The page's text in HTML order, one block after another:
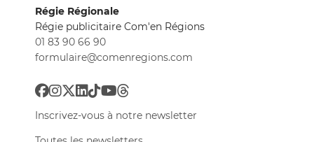
Régie Régionale
Régie publicitaire Com'en Régions
01 83 90 66 90
formulaire@comenregions.com
Inscrivez-vous à notre newsletter